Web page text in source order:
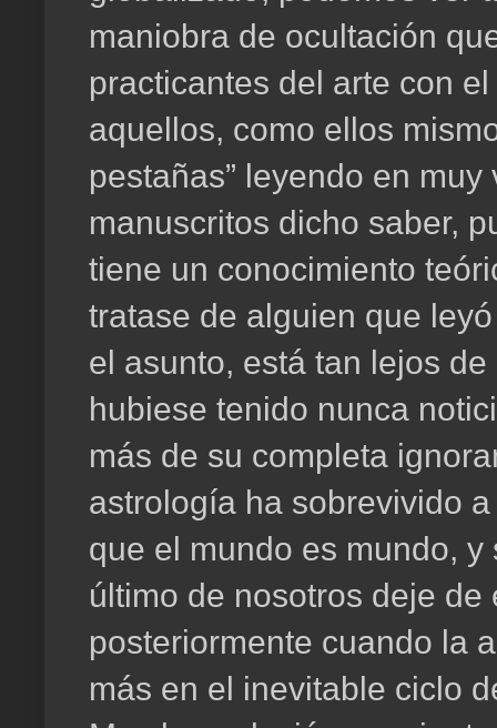
maniobra de ocultación
practicantes del arte con
aquellos, como ellos
pestañas” leyendo en
manuscritos dicho saber,
tiene un conocimiento
tratase de alguien que
el asunto, está tan lejos
hubiese tenido nunca
más de su completa
astrología ha sobrevivido
que el mundo es mundo,
último de nosotros deje
posteriormente cuando la
más en el inevitable ciclo